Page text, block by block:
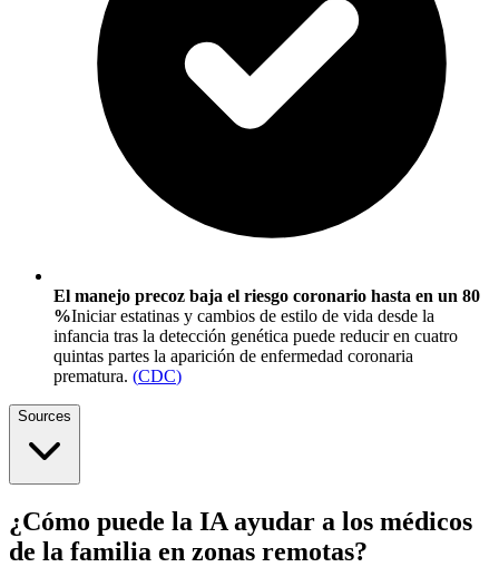
El manejo precoz baja el riesgo coronario hasta en un 80
%Iniciar estatinas y cambios de estilo de vida desde la
infancia tras la detección genética puede reducir en cuatro
quintas partes la aparición de enfermedad coronaria
prematura. (CDC)
Sources
¿Cómo puede la IA ayudar a los médicos
de la familia en zonas remotas?